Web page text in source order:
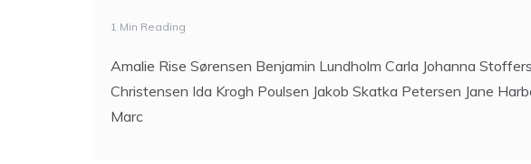
1 Min Reading
Amalie Rise Sørensen Benjamin Lundholm Carla Johanna
Christensen Ida Krogh Poulsen Jakob Skatka Petersen Jane
Marc